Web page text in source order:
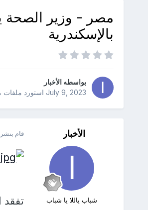
مصر - وزير الصحة
بالإسكندرية
بواسطه الأخبار
July 9, 2023استورد ملفات
الأخبار
شباب ياللا يا شباب
قام بنشر
تفقد